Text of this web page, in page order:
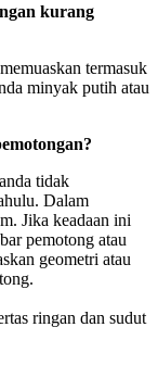
kurang
termasuk
minyak putih atau
tidak
Dalam
Jika keadaan ini
pemotong atau
geometri atau
ringan dan sudut